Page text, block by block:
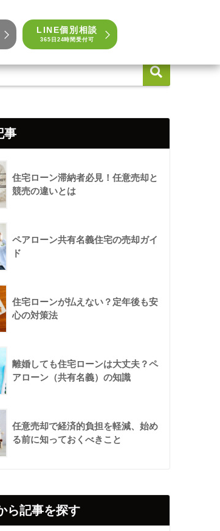
LINE個別相談
365日24時間受付可
事
住宅ローン滞納者必見！任意売却と
競売の違いとは
ペアローン共有名義住宅の売却ガイ
ド
住宅ローンが払えない？定年後も安
心の対策法
離婚しても住宅ローンは大丈夫？ペ
アローン（共有名義）の知識
任意売却で経済的負担を軽減、始め
る前に知っておくべきこと
ら記事を探す